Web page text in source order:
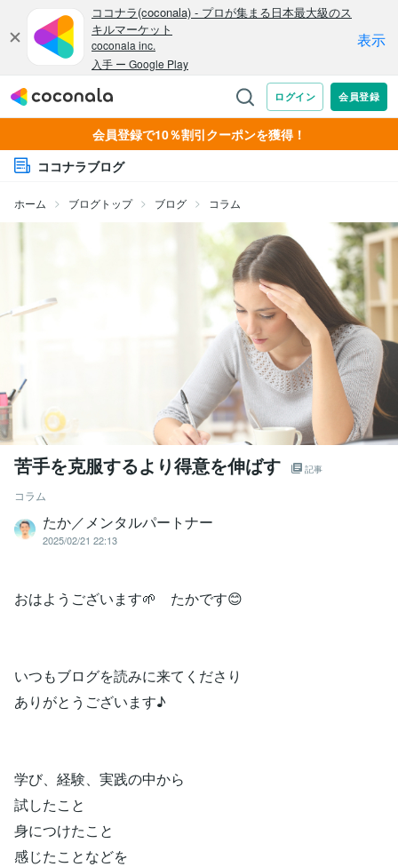
会員登録で10％割引クーポンを獲得！
ココナラブログ
ホーム ブログトップ ブログ コラム
苦手を克服するより得意を伸ばす 記事
コラム
たか／メンタルパートナー
2025/02/21 22:13
おはようございます🌱 たかです😊
いつもブログを読みに来てくださり
ありがとうございます♪
学び、経験、実践の中から
試したこと
身につけたこと
感じたことなどを